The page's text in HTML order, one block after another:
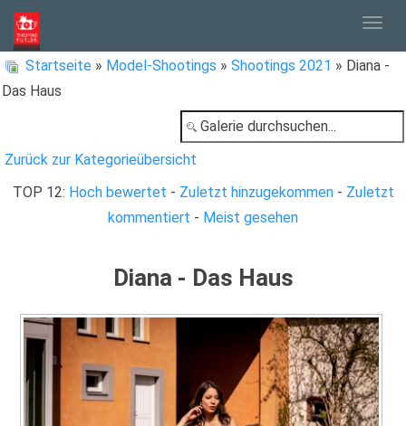
Startseite » Model-Shootings » Shootings 2021 » Diana -
Das Haus
Zurück zur Kategorieübersicht
TOP 12: Hoch bewertet - Zuletzt hinzugekommen- Zuletzt
kommentiert - Meist gesehen
Diana - Das Haus